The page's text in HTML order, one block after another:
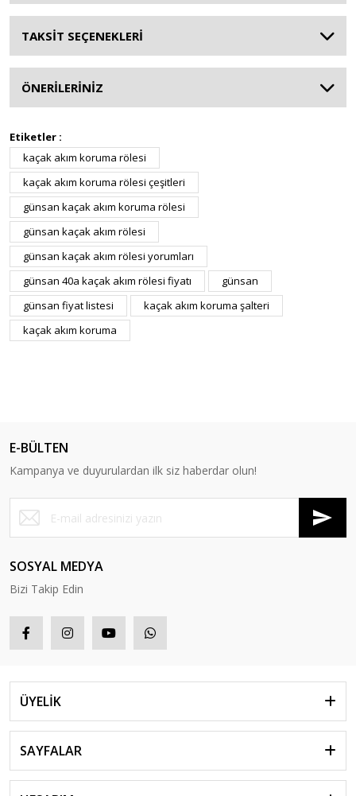
TAKSİT SEÇENEKLERİ
ÖNERİLERİNİZ
Etiketler :
kaçak akım koruma rölesi
kaçak akım koruma rölesi çeşitleri
günsan kaçak akım koruma rölesi
günsan kaçak akım rölesi
günsan kaçak akım rölesi yorumları
günsan 40a kaçak akım rölesi fiyatı
günsan
günsan fiyat listesi
kaçak akım koruma şalteri
kaçak akım koruma
E-BÜLTEN
Kampanya ve duyurulardan ilk siz haberdar olun!
SOSYAL MEDYA
Bizi Takip Edin
ÜYELİK
SAYFALAR